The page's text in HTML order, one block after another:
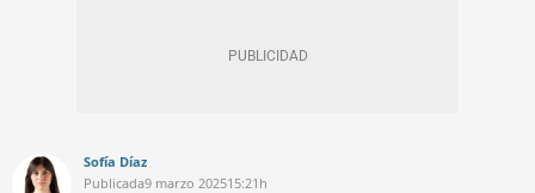
Sofía Díaz
Publicada9 marzo 202515:21h